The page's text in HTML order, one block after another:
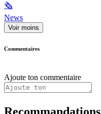
🗞
News
Voir moins
Commentaires
Ajoute ton commentaire